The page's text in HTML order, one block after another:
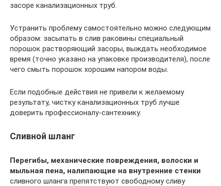
засоре канализационных труб.
Устранить проблему самостоятельно можно следующим
образом: засыпать в слив раковины специальный
порошок растворяющий засоры, выждать необходимое
время (точно указано на упаковке производителя), после
чего смыть порошок хорошим напором воды.
Если подобные действия не привели к желаемому
результату, чистку канализационных труб лучше
доверить профессионалу-сантехнику.
Сливной шланг
Перегибы, механические повреждения, волоски и
мыльная пена, налипающие на внутренние стенки
сливного шланга препятствуют свободному сливу